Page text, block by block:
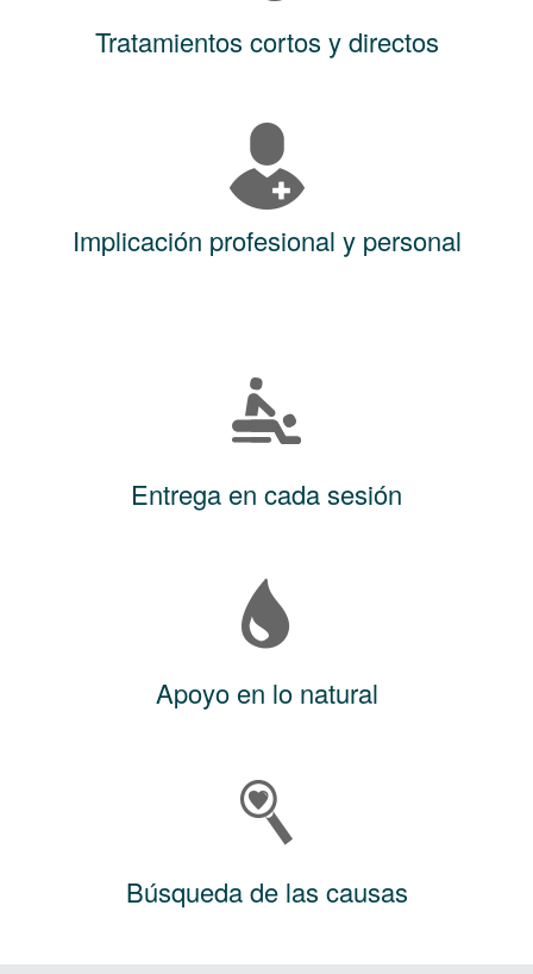
Tratamientos cortos y directos
Implicación profesional y personal
Entrega en cada sesión
Apoyo en lo natural
Búsqueda de las causas